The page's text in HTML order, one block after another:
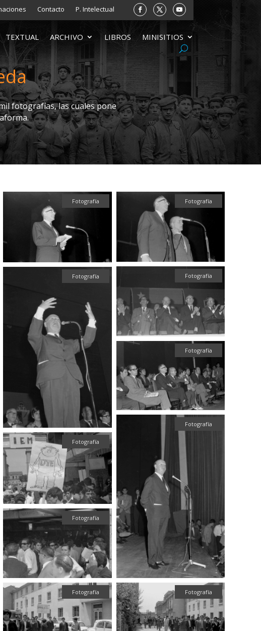
Contacto P. Intelectual
TEXTUAL ARCHIVO LIBROS MINISITIOS
fotografías, las cuales pone
Fotografía Fotografía
Fotografía
Fotografía
Fotografía
Fotografía
Fotografía
Fotografía
Fotografía Fotografía